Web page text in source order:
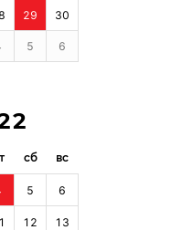
29 30
5 6
сб вс
5 6
12 13